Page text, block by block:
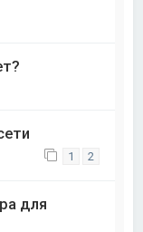
1 2
для